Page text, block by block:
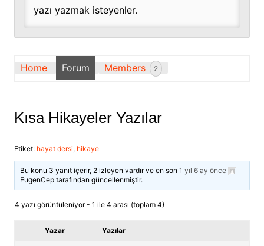
yazı yazmak isteyenler.
Home Forum Members 2
Kısa Hikayeler Yazılar
Etiket: hayat dersi, hikaye
Bu konu 3 yanıt içerir, 2 izleyen vardır ve en son1 yıl 6 ay önce
EugenCep tarafından güncellenmiştir.
4 yazı görüntüleniyor - 1 ile 4 arası (toplam 4)
Yazar Yazılar